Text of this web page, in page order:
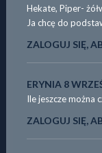
Hekate, Piper-
Ja chcę do
ZALOGUJ SIĘ,
ERYNIA 8
Ile jeszcze można
ZALOGUJ SIĘ,